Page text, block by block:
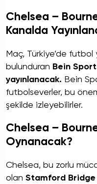
Chelsea –
Kanalda
Maç, Türkiye’de futbol
bulunduran Bein
yayınlanacak. Bein
futbolseverler, bu
şekilde izleyebilirler.
Chelsea –
Oynanacak?
Chelsea, bu zorlu
olan Stamford Bridge